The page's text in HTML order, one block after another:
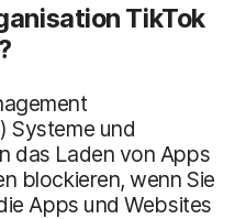
TikTok
Systeme und
das Laden von Apps
blockieren, wenn Sie
Apps und Websites